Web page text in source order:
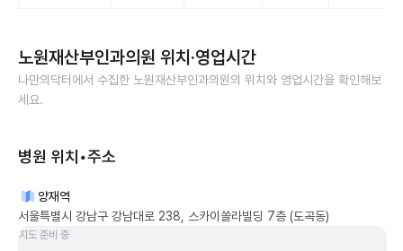
노원재산부인과의원 위치·영업시간
나만의닥터에서 수집한 노원재산부인과의원의 위치와 영업시간을 확인해보
세요.
병원 위치•주소
양재역
서울특별시 강남구 강남대로 238, 스카이쏠라빌딩 7층 (도곡동)
지도 준비 중